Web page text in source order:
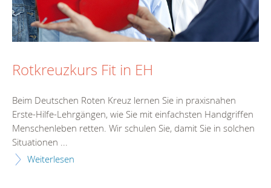
Rotkreuzkurs Fit in EH
Beim Deutschen Roten Kreuz lernen Sie in praxisnahen
Erste-Hilfe-Lehrgängen, wie Sie mit einfachsten Handgriffen
Menschenleben retten. Wir schulen Sie, damit Sie in solchen
Situationen ...
Weiterlesen